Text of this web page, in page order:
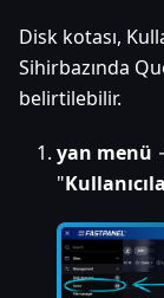
Disk kotası,
Sihirbazında
belirtilebilir.
yan menü
"